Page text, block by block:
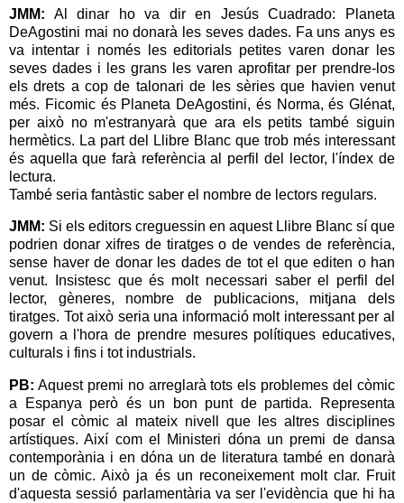
JMM: Al dinar ho va dir en Jesús Cuadrado: Planeta
DeAgostini mai no donarà les seves dades. Fa uns anys es
va intentar i només les editorials petites varen donar les
seves dades i les grans les varen aprofitar per prendre-los
els drets a cop de talonari de les sèries que havien venut
més. Ficomic és Planeta DeAgostini, és Norma, és Glénat,
per això no m'estranyarà que ara els petits també siguin
hermètics. La part del Llibre Blanc que trob més interessant
és aquella que farà referència al perfil del lector, l'índex de
lectura.
També seria fantàstic saber el nombre de lectors regulars.
JMM: Si els editors creguessin en aquest Llibre Blanc sí que
podrien donar xifres de tiratges o de vendes de referència,
sense haver de donar les dades de tot el que editen o han
venut. Insistesc que és molt necessari saber el perfil del
lector, gèneres, nombre de publicacions, mitjana dels
tiratges. Tot això seria una informació molt interessant per al
govern a l'hora de prendre mesures polítiques educatives,
culturals i fins i tot industrials.
PB: Aquest premi no arreglarà tots els problemes del còmic
a Espanya però és un bon punt de partida. Representa
posar el còmic al mateix nivell que les altres disciplines
artístiques. Així com el Ministeri dóna un premi de dansa
contemporània i en dóna un de literatura també en donarà
un de còmic. Això ja és un reconeixement molt clar. Fruit
d'aquesta sessió parlamentària va ser l'evidència que hi ha